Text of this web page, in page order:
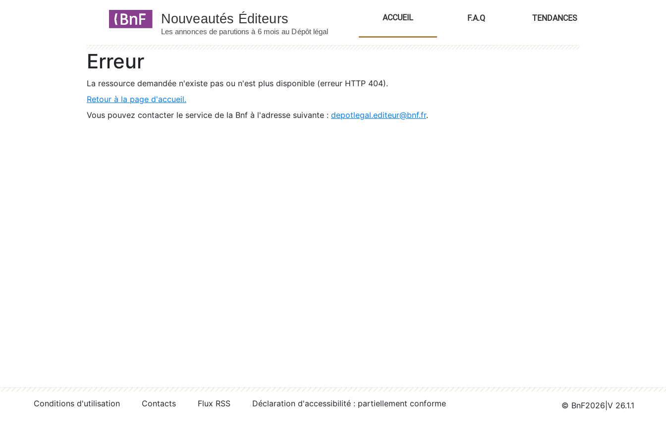
ACCUEIL F.A.Q TENDANCES
Erreur
La ressource demandée n'existe pas ou n'est plus disponible (erreur HTTP 404).
Retour à la page d'accueil.
Vous pouvez contacter le service de la Bnf à l'adresse suivante : depotlegal.editeur@bnf.fr.
Conditions d'utilisation Contacts Flux RSS Déclaration d'accessibilité : partiellement conforme © BnF2026 V 26.1.1